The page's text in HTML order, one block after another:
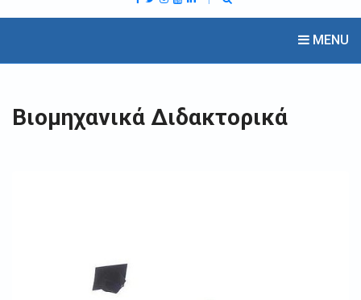
MENU
Βιομηχανικά Διδακτορικά